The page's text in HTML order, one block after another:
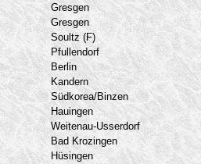
Gresgen
Gresgen
Soultz (F)
Pfullendorf
Berlin
Kandern
Südkorea/Binzen
Hauingen
Weitenau-Usserdorf
Bad Krozingen
Hüsingen